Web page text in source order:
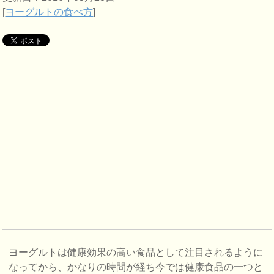
[ヨーグルトの食べ方]
ヨーグルトは健康効果の高い食品として注目されるように
なってから、かなりの時間が経ち今では健康食品の一つと